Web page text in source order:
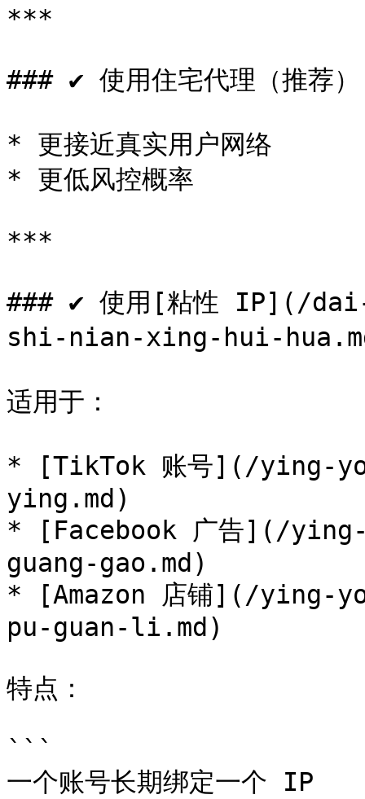
***
### ✔ 使用住宅代理（推荐）
* 更接近真实用户网络
* 更低风控概率
***
### ✔ 使用[粘性 IP](/
shi-nian-xing-hui-
适用于：
* [TikTok 账号](/ying-
ying.md)
* [Facebook 广告](/
guang-gao.md)
* [Amazon 店铺](/ying-
pu-guan-li.md)
特点：
```
一个账号长期绑定一个 IP